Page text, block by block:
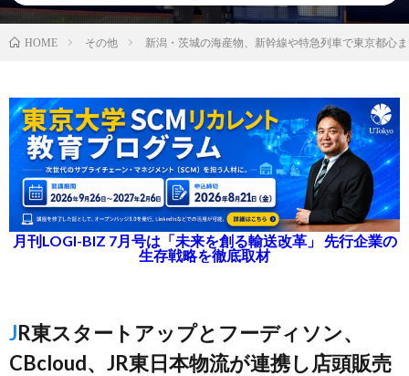
HOME その他 新潟・茨城の海産物、新幹線や特急列車で東京都心
月刊LOGI-BIZ 7月号は「未来を創る輸送改革」 先行企業の
生存戦略を徹底取材
JR東スタートアップとフーディソン、
CBcloud、JR東日本物流が連携し店頭販売